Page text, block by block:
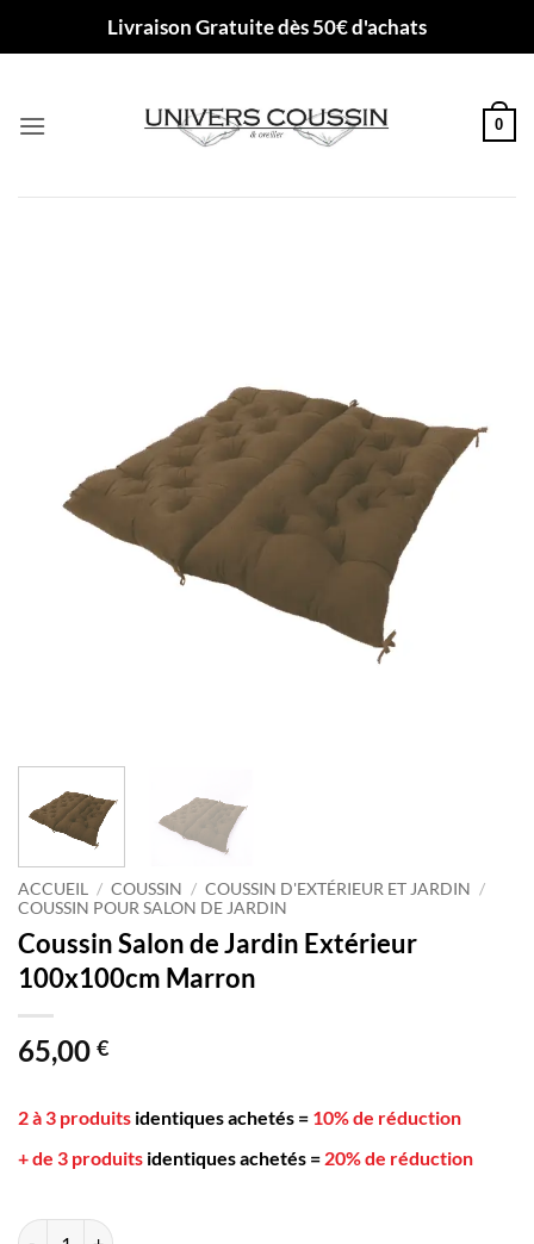
Livraison Gratuite dès 50€ d'achats
0
ACCUEIL / COUSSIN / COUSSIN D'EXTÉRIEUR ET JARDIN /
COUSSIN POUR SALON DE JARDIN
Coussin Salon de Jardin Extérieur
100x100cm Marron
65,00 €
2 à 3 produits identiques achetés = 10% de réduction
+ de 3 produits identiques achetés = 20% de réduction
quantité de Coussin Salon de Jardin Extérieur 100x100cm Marron